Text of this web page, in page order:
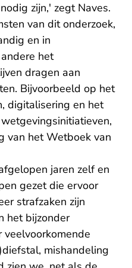
zijn,' zegt Naves.
van dit onderzoek,
en in
het
dragen aan
Bijvoorbeeld op het
digitalisering en het
van het Wetboek van
jaren zelf en
gezet die ervoor
strafzaken zijn
het bijzonder
veelvoorkomende
mishandeling